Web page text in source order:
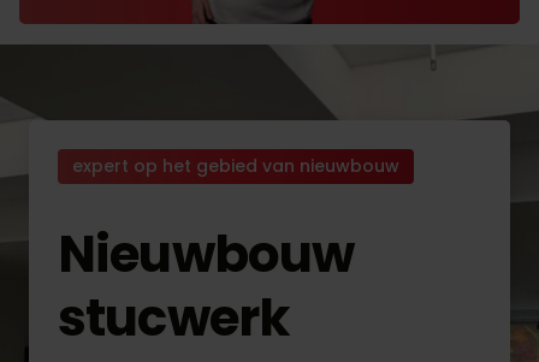
expert op het gebied van nieuwbouw
Nieuwbouw
stucwerk